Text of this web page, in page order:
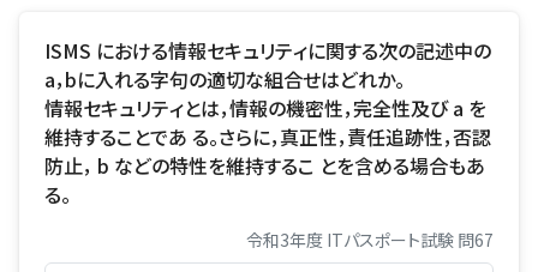
ISMS における情報セキュリティに関する次の記述中の
a，bに入れる字句の適切な組合せはどれか。
情報セキュリティとは，情報の機密性，完全性及び a を
維持することであ る。さらに，真正性，責任追跡性，否認
防止， b などの特性を維持するこ とを含める場合もあ
る。
令和3年度 ITパスポート試験 問67